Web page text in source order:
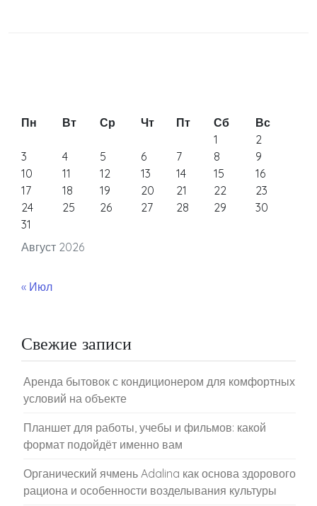
Август 2026
Пн Вт Ср Чт Пт Сб
Вс
1
2
3
4 5 6 7 8
9
10
11 12 13 14 15
16
17
18 19 20 21 22
23
24
25 26 27 28 29
30
31
« Июл
Свежие записи
Аренда бытовок с кондиционером для комфортных
условий на объекте
Планшет для работы, учебы и фильмов: какой
формат подойдёт именно вам
Органический ячмень Adalina как основа здорового
рациона и особенности возделывания культуры